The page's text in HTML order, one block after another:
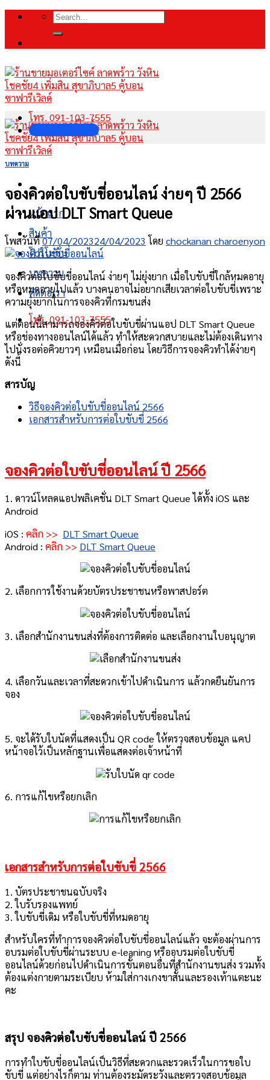
Skip
content
Search
หน้าแรก
สินค้า
โปรโมชั่น
บทความ
ติดต่อเรา
โทร. 091-103-7555
โทร. 091-103-7555
INBOX FANPAGE
บทความ
จองคิวต่อใบขับขี่ออนไลน์ ง่ายๆ ปี 2566
ผ่านแอป DLT Smart Queue
โพสวันที่07/04/202324/04/2023 โดยchockanan charoenyon
จองคิวต่อใบขับขี่ออนไลน์ ง่ายๆ ไม่ยุ่งยาก เมื่อใบขับขี่ใกล้หมดอายุ
หรือหมดอายุไปแล้ว บางคนอาจไม่อยากเสียเวลาต่อใบขับขี่เพราะ
ความยุ่งยากในการจองคิวที่กรมขนส่ง
แต่ตอนนี้สามารถจองคิวต่อใบขับขี่ผ่านแอป DLT Smart Queue
หรือช่องทางออนไลน์ได้แล้ว ทำให้สะดวกสบายและไม่ต้องเดินทาง
ไปนั่งรอต่อคิวยาวๆ เหมือนเมื่อก่อน โดยวิธีการจองคิวทำได้ง่ายๆ
ดังนี้
สารบัญ
วิธีจองคิวต่อใบขับขี่ออนไลน์ 2566
เอกสารสำหรับการต่อใบขับขี่ 2566
จองคิวต่อใบขับขี่ออนไลน์ ปี 2566
1. ดาวน์โหลดแอปพลิเคชั่น DLT Smart Queue ได้ทั้ง iOS และ
Android
iOS : คลิก >> DLT Smart Queue
Android : คลิก >> DLT Smart Queue
2. เลือกการใช้งานด้วยบัตรประชาชนหรือพาสปอร์ต
3. เลือกสำนักงานขนส่งที่ต้องการติดต่อ และเลือกงานใบอนุญาต
4. เลือกวันและเวลาที่สะดวกเข้าไปดำเนินการ แล้วกดยืนยันการ
จอง
5. จะได้รับใบนัดที่แสดงเป็น QR code ให้ตรวจสอบข้อมูล แคป
หน้าจอไว้เป็นหลักฐานเพื่อแสดงต่อเจ้าหน้าที่
6. การแก้ไขหรือยกเลิก
เอกสารสำหรับการต่อใบขับขี่ 2566
1. บัตรประชาชนฉบับจริง
2. ใบรับรองแพทย์
3. ใบขับขี่เดิม หรือใบขับขี่ที่หมดอายุ
สำหรับใครที่ทำการจองคิวต่อใบขับขี่ออนไลน์แล้ว จะต้องผ่านการ
อบรมต่อใบขับขี่ผ่านระบบ e-leaning หรืออบรมต่อใบขับขี่
ออนไลน์ด้วยก่อนไปดำเนินการขั้นตอนอื่นที่สำนักงานขนส่ง รวมทั้ง
ต้องแต่งกายตามระเบียบ ห้ามใส่กางเกงขาสั้นและรองเท้าแตะนะ
คะ
สรุป จองคิวต่อใบขับขี่ออนไลน์ ปี 2566
การทำใบขับขี่ออนไลน์เป็นวิธีที่สะดวกและรวดเร็วในการขอใบ
ขับขี่ แต่อย่างไรก็ตาม ท่านต้องระมัดระวังและตรวจสอบข้อมูล